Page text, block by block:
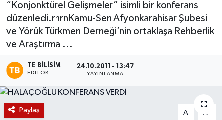
“Konjonktürel Gelişmeler” isimli bir konferans
düzenledi.rnrnKamu-Sen Afyonkarahisar Şubesi
ve Yörük Türkmen Derneği’nin ortaklaşa Rehberlik
ve Araştırma ...
TE BILISIM
EDITÖR
24.10.2011 - 13:47
YAYINLANMA
Paylaş A- A
Ekonomi
Magazin
Etkinlikler